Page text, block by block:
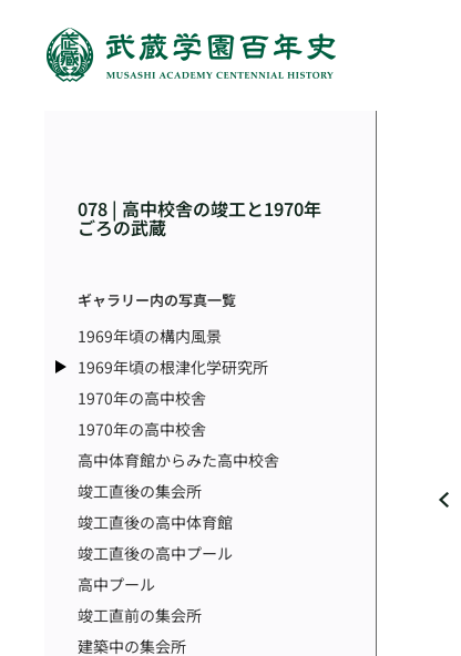
078 | 高中校舎の竣工と1970年
ごろの武蔵
ギャラリー内の写真一覧
1969年頃の構内風景
1969年頃の根津化学研究所
1970年の高中校舎
1970年の高中校舎
高中体育館からみた高中校舎
竣工直後の集会所
竣工直後の高中体育館
竣工直後の高中プール
高中プール
竣工直前の集会所
建築中の集会所